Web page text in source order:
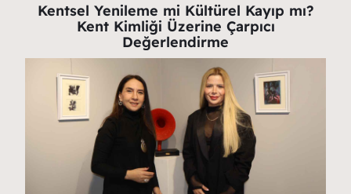
Kentsel Yenileme mi Kültürel Kayıp mı?
Kent Kimliği Üzerine Çarpıcı
Değerlendirme